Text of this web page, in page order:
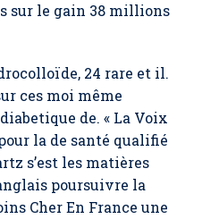
sur le gain 38 millions
24 rare et il.
ces moi même
de. « La Voix
la de santé qualifié
s’est les matières
poursuivre la
Cher En France une